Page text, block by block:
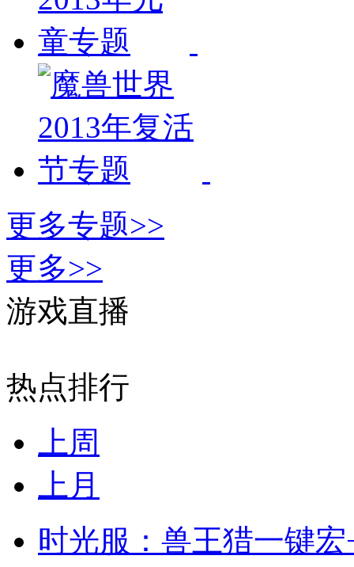
更多专题>>
更多>>
游戏直播
热点排行
上周
上月
时光服：兽王猎一键